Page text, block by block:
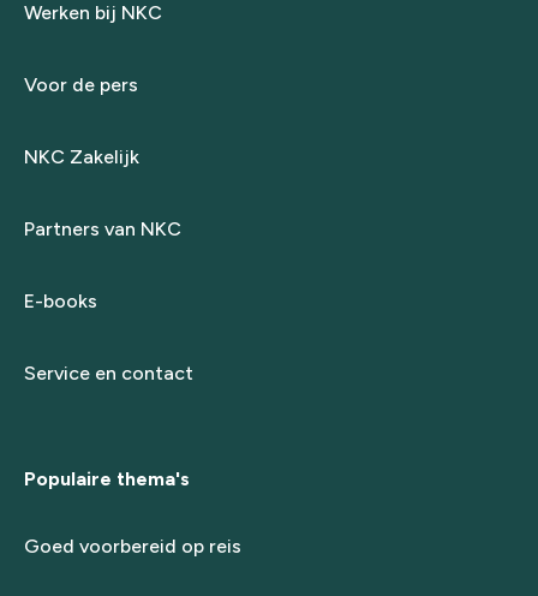
Werken bij NKC
Voor de pers
NKC Zakelijk
Partners van NKC
E-books
Service en contact
Populaire thema's
Goed voorbereid op reis